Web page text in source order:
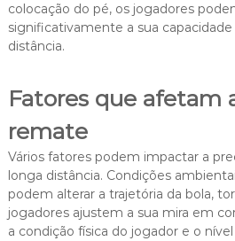
colocação do pé, os jogadores
significativamente a sua
distância.
Fatores que afetam
remate
Vários fatores podem impactar a
longa distância. Condições
podem alterar a trajetória da bola,
jogadores ajustem a sua mira em
a condição física do jogador e o